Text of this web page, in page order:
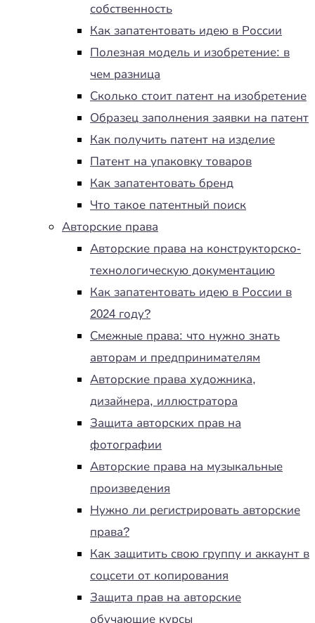
собственность
Как запатентовать идею в России
Полезная модель и изобретение: в
чем разница
Сколько стоит патент на изобретение
Образец заполнения заявки на патент
Как получить патент на изделие
Патент на упаковку товаров
Как запатентовать бренд
Что такое патентный поиск
Авторские права
Авторские права на конструкторско-
технологическую документацию
Как запатентовать идею в России в
2024 году?
Смежные права: что нужно знать
авторам и предпринимателям
Авторские права художника,
дизайнера, иллюстратора
Защита авторских прав на
фотографии
Авторские права на музыкальные
произведения
Нужно ли регистрировать авторские
права?
Как защитить свою группу и аккаунт в
соцсети от копирования
Защита прав на авторские
обучающие курсы